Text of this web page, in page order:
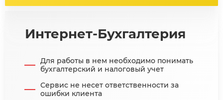
Интернет-Бухгалтерия
Для работы в нем необходимо понимать
бухгалтерский и налоговый учет
Сервис не несет ответственности за
ошибки клиента